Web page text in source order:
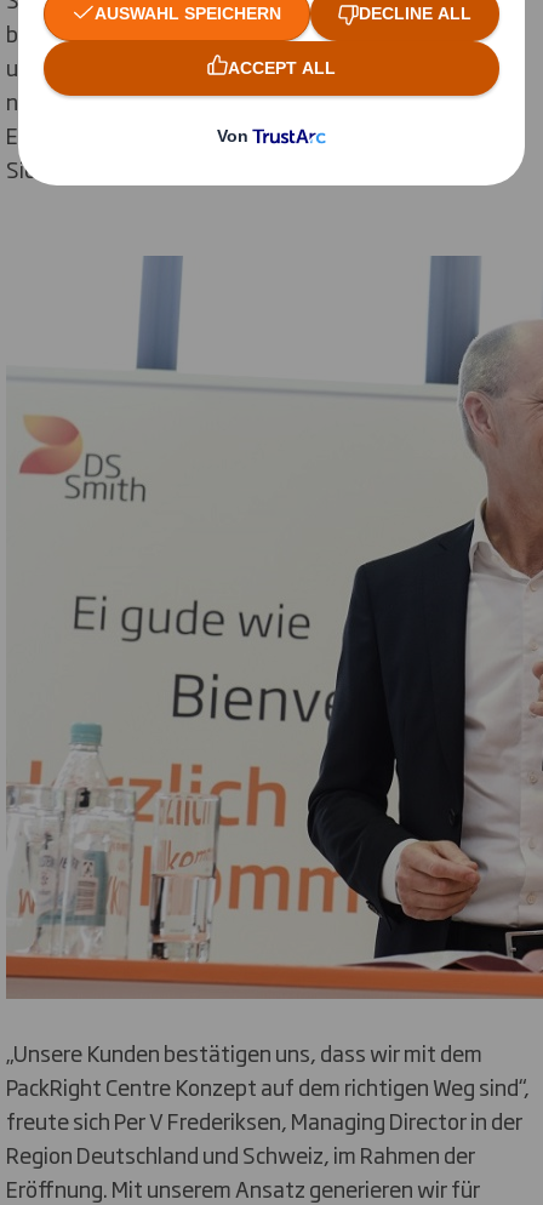
betrachtet, auch interne Abstimmungsprozesse bei
unseren Kunden fallen deutlich kürzer aus, weil die
notwendigen unternehmenseigenen Experten in die
Entwicklung involviert sind und ihre jeweiligen
Sichtweisen einbringen können.
„Unsere Kunden bestätigen uns, dass wir mit dem
PackRight Centre Konzept auf dem richtigen Weg sind“,
freute sich Per V Frederiksen, Managing Director in der
Region Deutschland und Schweiz, im Rahmen der
Eröffnung. Mit unserem Ansatz generieren wir für